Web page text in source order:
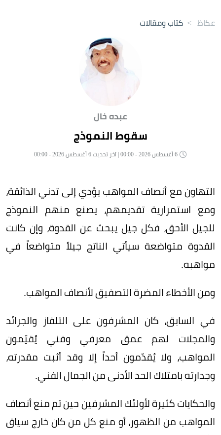
عكاظ > كتاب ومقالات
عبده خال
سقوط النموذج
التهاون مع أنصاف المواهب يؤدي إلى تدني الذائقة،
ومع استمرارية تقديمهم، يصنع منهم النموذج
للجيل الأحق، فكل جيل يبحث عن القدوة، وإن كانت
القدوة متواضعة سيأتي الناتج جيلاً متواضعاً في
مواهبه.
ومن الأخطاء المضرة التصفيق لأنصاف المواهب.
في السابق، كان المشرفون على التلفاز والجرائد
والمجلات لهم عمق معرفي وفني يُقيّمون
المواهب، ولا يُقدّمون أحداً إلا وقد أثبت مقدرته،
وجدارته بامتلاك الحد الأدنى من الجمال الفني.
والحكايات كثيرة لأولئك المشرفين حين تم منع أنصاف
المواهب من الظهور، أو منع كل من كان خارج سياق